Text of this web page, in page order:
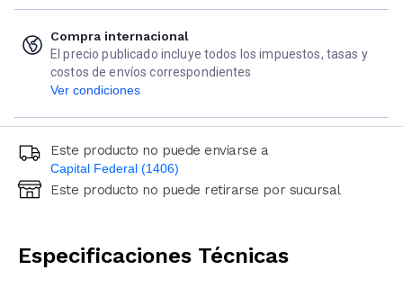
Compra internacional
El precio publicado incluye todos los impuestos, tasas y
costos de envíos correspondientes
Ver condiciones
Este producto no puede enviarse a
Capital Federal (1406)
Ingresá código postal (sólo números)
Este producto no puede retirarse por sucursal
Especificaciones Técnicas